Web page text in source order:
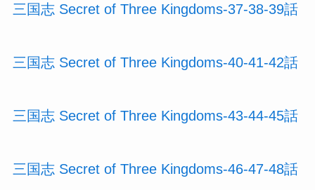
三国志 Secret of Three Kingdoms-37-38-39話
三国志 Secret of Three Kingdoms-40-41-42話
三国志 Secret of Three Kingdoms-43-44-45話
三国志 Secret of Three Kingdoms-46-47-48話